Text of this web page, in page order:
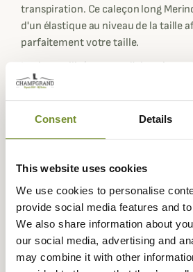
Consent Details
This website uses cookies
We use cookies to personalise
provide social media features and
We also share information about
our social media, advertising and
may combine it with other
transpiration. Ce caleçon long
d'un élastique au niveau de la taille
parfaitement votre taille.
Le tissu utilisé permet d'obtenir un
confortable, le tissu permet aussi un
caleçon Long Merino Core
disponible avec 3 camouflages,
hivernale dans des biotopes plus
Enfin vous pouvez sélectionner
conçu pour les archers. Pour
existe le T-Shirt Technique Merino
Half-Zip Sitka pour l'associer avec le